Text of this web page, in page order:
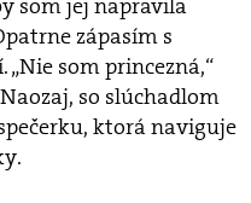
som jej napravila
zápasím s
som princezná,“
so slúchadlom
ktorá naviguje